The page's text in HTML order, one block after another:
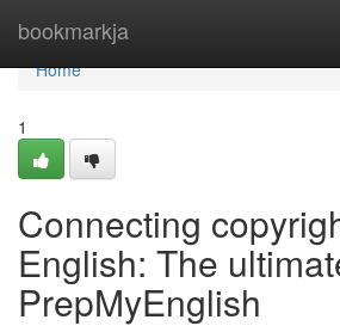
bookmarkja
Home
Home
1
Connecting
English: The
PrepMyEnglish